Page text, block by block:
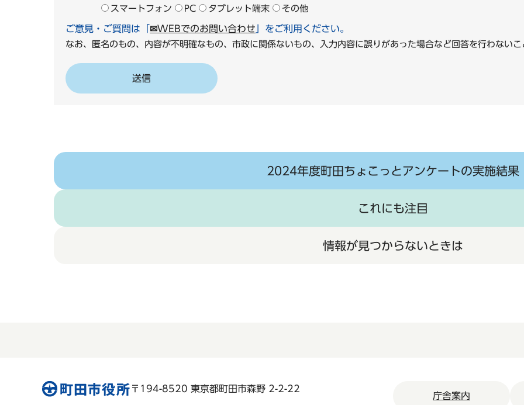
スマートフォン PC タブレット端末 その他
ご意見・ご質問は「 ✉WEBでのお問い合わせ 」をご利用ください。
なお、匿名のもの、内容が不明確なもの、市政に関係ないもの、入力内容に誤りがあった場合など回答を行わな
2024年度町田ちょこっとアンケートの実施結果
これにも注目
情報が見つからないときは
〒194-8520 東京都町田市森野 2-2-22
庁舎案内